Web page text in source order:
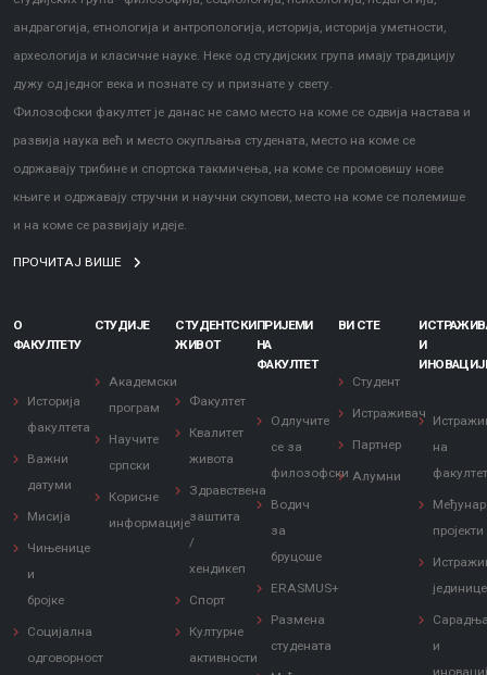
андрагогија, етнологија и антропологија, историја, историја уметности,
археологија и класичне науке. Неке од студијских група имају традицију
дужу од једног века и познате су и признате у свету.
Филозофски факултет је данас не само место на коме се одвија настава и
развија наука већ и место окупљања студената, место на коме се
одржавају трибине и спортска такмичења, на коме се промовишу нове
књиге и одржавају стручни и научни скупови, место на коме се полемише
и на коме се развијају идеје.
ПРОЧИТАЈ ВИШЕ
О
ФАКУЛТЕТУ
Историја
факултета
Важни
датуми
Мисија
Чињенице
и
бројке
Социјална
одговорност
СТУДИЈЕ
Академски
програм
Научите
српски
Корисне
информације
СТУДЕНТСКИ
ЖИВОТ
Факултет
Квалитет
живота
Здравствена
заштита
/
хендикеп
Спорт
Културне
активности
ПРИЈЕМИ
НА
ФАКУЛТЕТ
Одлучите
се за
филозофски
Водич
за
бруцоше
ERASMUS+
Размена
студената
ВИ СТЕ
Студент
Истраживач
Партнер
Алумни
И
на
пројекти
јединице
и